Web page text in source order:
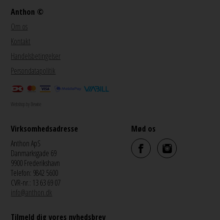
Anthon ©
Om os
Kontakt
Handelsbetingelser
Persondatapolitik
Webshop by Bewise
Virksomhedsadresse
Anthon ApS
Danmarksgade 69
9900 Frederikshavn
Telefon: 9842 5600
CVR-nr.: 13 63 69 07
info@anthon.dk
Mød os
Tilmeld dig vores nyhedsbrev